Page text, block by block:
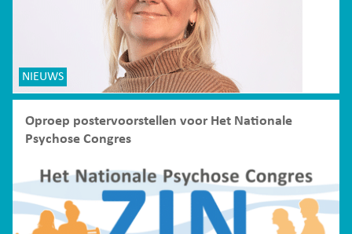
NIEUWS
Oproep postervoorstellen voor Het Nationale
Psychose Congres